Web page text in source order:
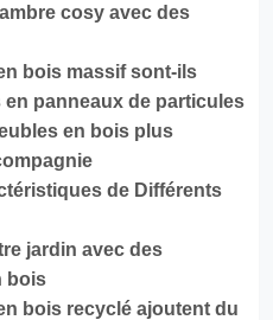
cosy avec des
bois massif sont-ils
panneaux de particules
en bois plus
de Différents
jardin avec des
bois
bois recyclé ajoutent du